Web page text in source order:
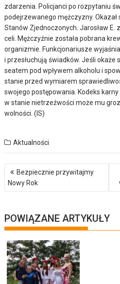
zdarzenia. Policjanci po rozpytaniu
podejrzewanego mężczyzny.
Stanów Zjednoczonych. Jarosław E.
celi. Mężczyźnie została pobrana
organizmie. Funkcjonariusze
i przesłuchują świadków. Jeśli okaże
seatem pod wpływem alkoholu i
stanie przed wymiarem
swojego postępowania. Kodeks
w stanie nietrzeźwości może mu
wolności. (IS)
Aktualności
Nawigacja
wpisu
Bezpiecznie przywitajmy
Nowy Rok
POWIĄZANE ARTYKUŁY